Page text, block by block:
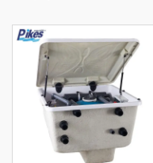
montażem serii